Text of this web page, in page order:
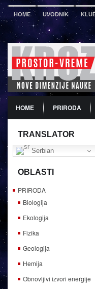
HOME UVODNIK
HOME PRIRODA
PDF BROJ 12
TRANSLATOR
Serbian
OBLASTI
PRIRODA
Biologija
Ekologija
Fizika
Geologija
Hemija
Obnovljivi izvori energije